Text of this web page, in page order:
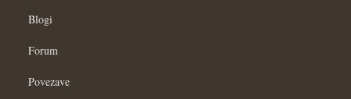
Blogi
Forum
Povezave